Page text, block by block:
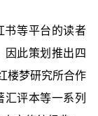
等平台的读者
因此策划推出四
楼梦研究所合作
评本等一系列